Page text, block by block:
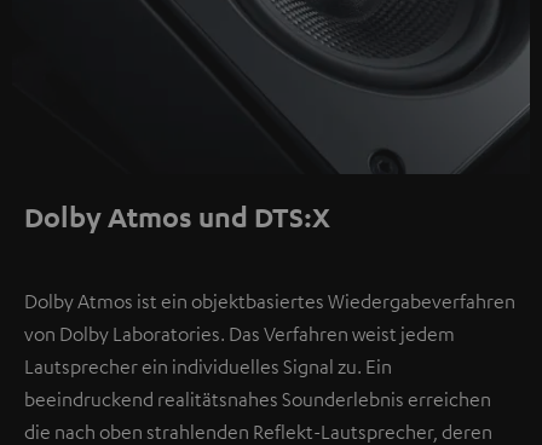
Dolby Atmos und DTS:X
Dolby Atmos ist ein objektbasiertes Wiedergabeverfahren
von Dolby Laboratories. Das Verfahren weist jedem
Lautsprecher ein individuelles Signal zu. Ein
beeindruckend realitätsnahes Sounderlebnis erreichen
die nach oben strahlenden Reflekt-Lautsprecher, deren